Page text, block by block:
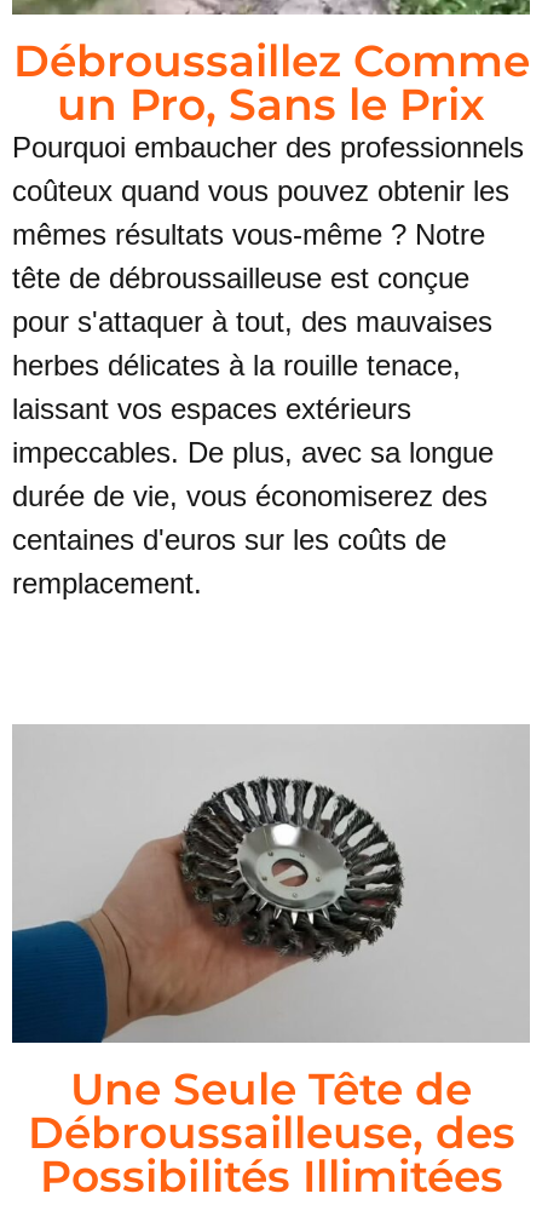
Débroussaillez Comme
un Pro, Sans le Prix
Pourquoi embaucher des professionnels
coûteux quand vous pouvez obtenir les
mêmes résultats vous-même ? Notre
tête de débroussailleuse est conçue
pour s'attaquer à tout, des mauvaises
herbes délicates à la rouille tenace,
laissant vos espaces extérieurs
impeccables. De plus, avec sa longue
durée de vie, vous économiserez des
centaines d'euros sur les coûts de
remplacement.
Une Seule Tête de
Débroussailleuse, des
Possibilités Illimitées